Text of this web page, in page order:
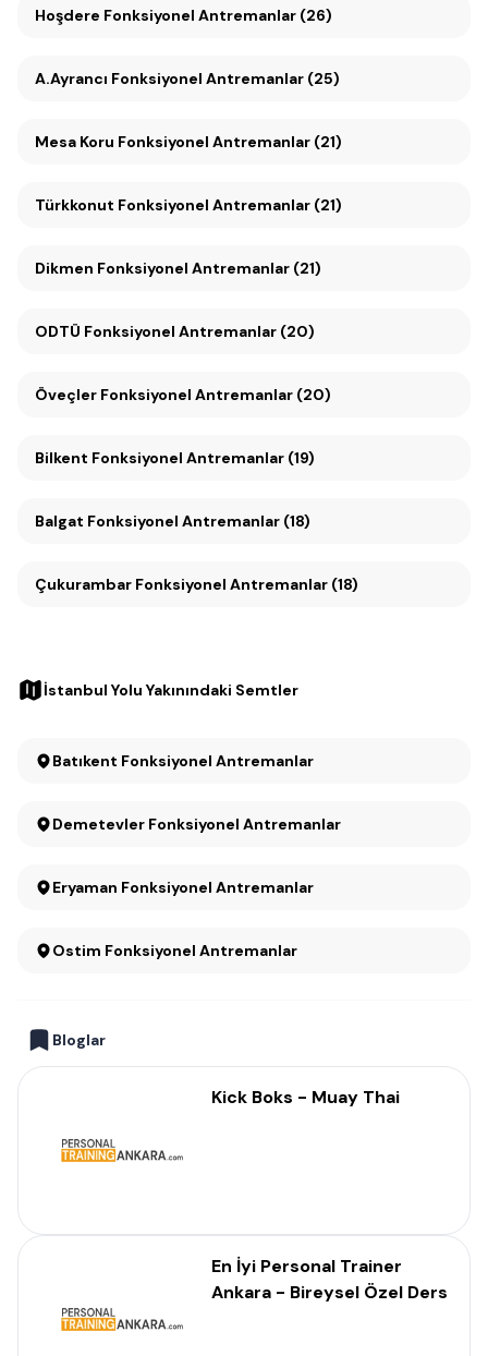
Hoşdere Fonksiyonel Antremanlar (26)
A.Ayrancı Fonksiyonel Antremanlar (25)
Mesa Koru Fonksiyonel Antremanlar (21)
Türkkonut Fonksiyonel Antremanlar (21)
Dikmen Fonksiyonel Antremanlar (21)
ODTÜ Fonksiyonel Antremanlar (20)
Öveçler Fonksiyonel Antremanlar (20)
Bilkent Fonksiyonel Antremanlar (19)
Balgat Fonksiyonel Antremanlar (18)
Çukurambar Fonksiyonel Antremanlar (18)
İstanbul Yolu Yakınındaki Semtler
Batıkent Fonksiyonel Antremanlar
Demetevler Fonksiyonel Antremanlar
Eryaman Fonksiyonel Antremanlar
Ostim Fonksiyonel Antremanlar
Bloglar
Kick Boks - Muay Thai
En İyi Personal Trainer
Ankara - Bireysel Özel Ders